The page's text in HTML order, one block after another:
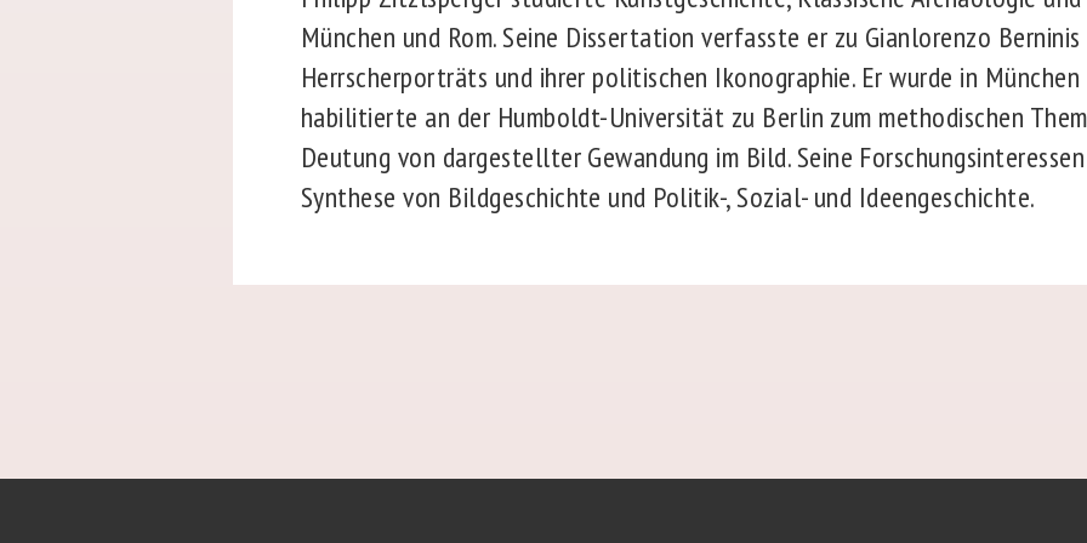
München und Rom. Seine Dissertation verfasste er zu Gianlorenzo
Herrscherporträts und ihrer politischen Ikonographie. Er wurde in
habilitierte an der Humboldt-Universität zu Berlin zum methodischen
Deutung von dargestellter Gewandung im Bild. Seine
Synthese von Bildgeschichte und Politik-, Sozial- und Ideengeschichte.